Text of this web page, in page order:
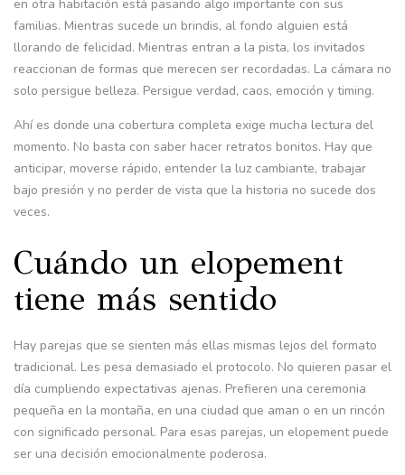
en otra habitación está pasando algo importante con sus
familias. Mientras sucede un brindis, al fondo alguien está
llorando de felicidad. Mientras entran a la pista, los invitados
reaccionan de formas que merecen ser recordadas. La cámara no
solo persigue belleza. Persigue verdad, caos, emoción y timing.
Ahí es donde una cobertura completa exige mucha lectura del
momento. No basta con saber hacer retratos bonitos. Hay que
anticipar, moverse rápido, entender la luz cambiante, trabajar
bajo presión y no perder de vista que la historia no sucede dos
veces.
Cuándo un elopement
tiene más sentido
Hay parejas que se sienten más ellas mismas lejos del formato
tradicional. Les pesa demasiado el protocolo. No quieren pasar el
día cumpliendo expectativas ajenas. Prefieren una ceremonia
pequeña en la montaña, en una ciudad que aman o en un rincón
con significado personal. Para esas parejas, un elopement puede
ser una decisión emocionalmente poderosa.